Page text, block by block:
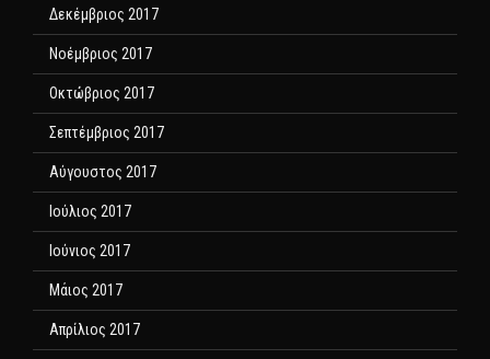
Δεκέμβριος 2017
Νοέμβριος 2017
Οκτώβριος 2017
Σεπτέμβριος 2017
Αύγουστος 2017
Ιούλιος 2017
Ιούνιος 2017
Μάιος 2017
Απρίλιος 2017